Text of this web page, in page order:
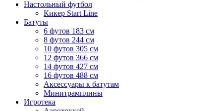
Настольный футбол
Кикер Start Line
Батуты
6 футов 183 см
8 футов 244 см
10 футов 305 см
12 футов 366 см
14 футов 427 см
16 футов 488 см
Аксессуары к батутам
Минитрамплины
Игротека